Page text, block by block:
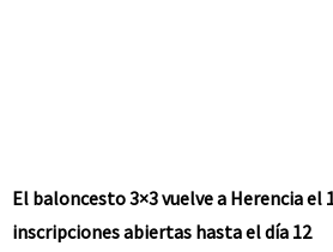
El baloncesto 3×3 vuelve a Herencia el
inscripciones abiertas hasta el día 12